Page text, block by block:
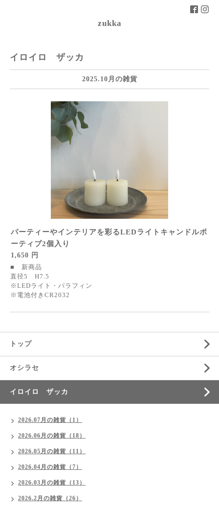
zukka
イロイロ ザッカ
2025.10月の雑貨
パーティーやインテリアを彩るLEDライトキャンドルポ
ーティブ2個入り
1,650 円
■ 新商品
直径5 H7.5
※LEDライト・パラフィン
※電池付きCR2032
トップ
オシラセ
イロイロ ザッカ
2026.07月の雑貨（1）
2026.06月の雑貨（18）
2026.05月の雑貨（11）
2026.04月の雑貨（7）
2026.03月の雑貨（13）
2026.2月の雑貨（26）